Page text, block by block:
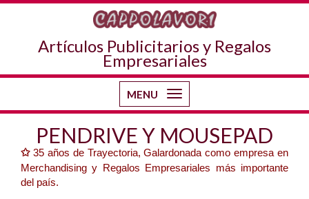
Artículos Publicitarios y Regalos
Empresariales
MENU
Toggle
navigation
PENDRIVE Y MOUSEPAD
✩35 años de Trayectoria, Galardonada como empresa en
Merchandising y Regalos Empresariales más importante
del país.